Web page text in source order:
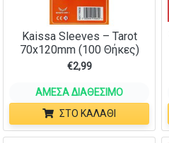
Kaissa Sleeves – Tarot
70x120mm (100 Θήκες)
€2,99
ΆΜΕΣΑ ΔΙΑΘΈΣΙΜΟ
ΣΤΟ ΚΑΛΆΘΙ